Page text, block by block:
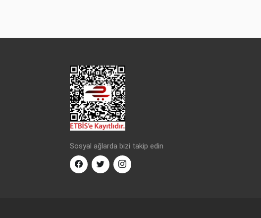
Sosyal ağlarda bizi takip edin